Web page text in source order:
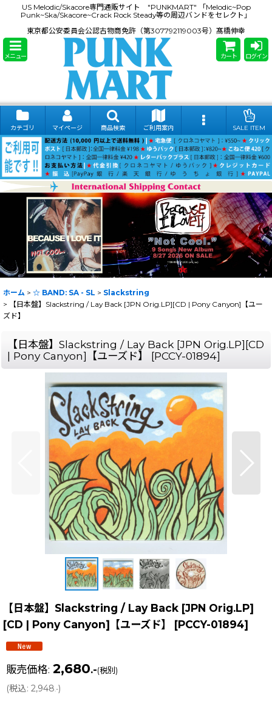
US Melodic/Skacore専門通販サイト "PUNKMART" 「Melodic~Pop
Punk~Ska/Skacore~Crack Rock Steady等の周辺バンドをセレクト」
東京都公安委員会公認古物商免許（第307792119003号）髙橋伸幸
メニュー カート ログイン
カテゴリ マイページ 商品検索 ご利用案内 SALE ITEM
ホーム > ☆ BAND: SA - SL > Slackstring
>
【日本盤】Slackstring / Lay Back [JPN Orig.LP][CD | Pony Canyon]【ユー
ズド】
【日本盤】Slackstring / Lay Back [JPN Orig.LP][CD
| Pony Canyon]【ユーズド】
[PCCY-01894]
【日本盤】Slackstring / Lay Back [JPN Orig.LP]
[CD | Pony Canyon]【ユーズド】
[PCCY-01894]
販売価格: 2,680.-(税別)
(税込: 2,948.-)